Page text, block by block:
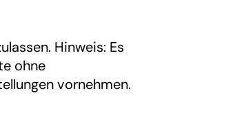
Hinweis: Es
ohne
vornehmen.